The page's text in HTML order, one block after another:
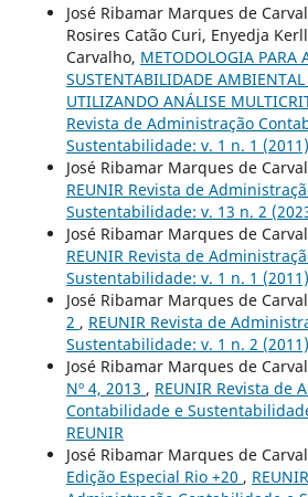
José Ribamar Marques de
Rosires Catão Curi, Enyedja
Carvalho, METODOLOGIA PARA
SUSTENTABILIDADE
UTILIZANDO ANÁLISE
Revista de Administração
Sustentabilidade: v. 1 n. 1
José Ribamar Marques de
REUNIR Revista de
Sustentabilidade: v. 13 n. 2
José Ribamar Marques de
REUNIR Revista de
Sustentabilidade: v. 1 n. 1
José Ribamar Marques de
2 , REUNIR Revista de
Sustentabilidade: v. 1 n. 2
José Ribamar Marques de
Nº 4, 2013 , REUNIR Revista de
Contabilidade e
REUNIR
José Ribamar Marques de
Edição Especial Rio +20 ,